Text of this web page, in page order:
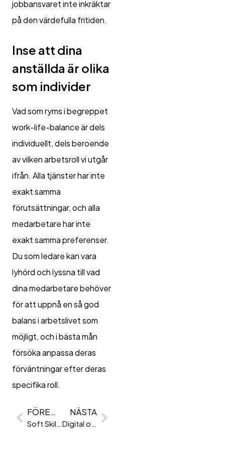
jobbansvaret inte inkräktar
på den värdefulla fritiden.
Inse att dina
anställda är olika
som individer
Vad som ryms i begreppet
work-life-balance är dels
individuellt, dels beroende
av vilken arbetsroll vi utgår
ifrån. Alla tjänster har inte
exakt samma
förutsättningar, och alla
medarbetare har inte
exakt samma preferenser.
Du som ledare kan vara
lyhörd och lyssna till vad
dina medarbetare behöver
för att uppnå en så god
balans i arbetslivet som
möjligt, och i bästa mån
försöka anpassa deras
förväntningar efter deras
specifika roll.
FÖREGÅENDE
Soft Skills Som Aldrig Går Ur Tiden
NÄSTA
Digital onboarding – Så lyckas ni!